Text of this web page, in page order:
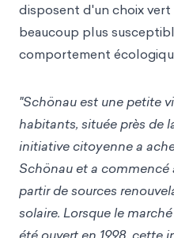
disposent d'un choix
beaucoup plus
comportement
"Schönau est une petite
habitants, située près de
initiative citoyenne a
Schönau et a commencé
partir de sources
solaire. Lorsque le